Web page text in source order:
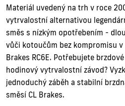
Materiál uvedený na trh v roce
vytrvalostní alternativou
směs s nízkým opotřebením -
vůči kotoučům bez kompromisu
Brakes RC6E. Potřebujete
hodinový vytrvalostní závod?
jednoduchý záběh a stabilní
směsí CL Brakes.